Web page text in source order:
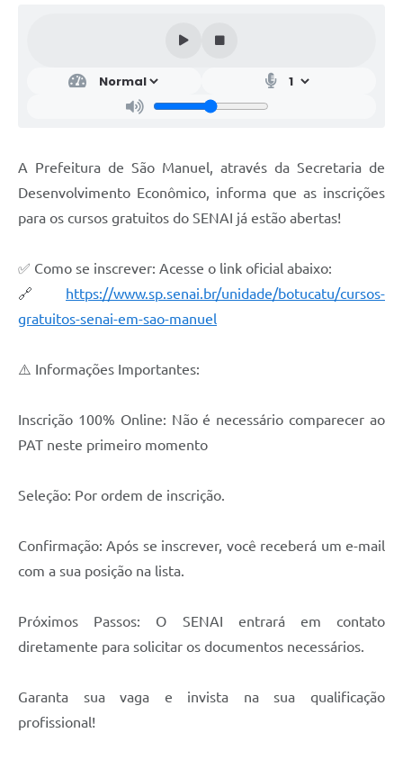
A Prefeitura de São Manuel, através da Secretaria de
Desenvolvimento Econômico, informa que as inscrições
para os cursos gratuitos do SENAI já estão abertas!
✅ Como se inscrever: Acesse o link oficial abaixo:
🔗 https://www.sp.senai.br/unidade/botucatu/cursos-
gratuitos-senai-em-sao-manuel
⚠️ Informações Importantes:
Inscrição 100% Online: Não é necessário comparecer ao
PAT neste primeiro momento
Seleção: Por ordem de inscrição.
Confirmação: Após se inscrever, você receberá um e-mail
com a sua posição na lista.
Próximos Passos: O SENAI entrará em contato
diretamente para solicitar os documentos necessários.
Garanta sua vaga e invista na sua qualificação
profissional!